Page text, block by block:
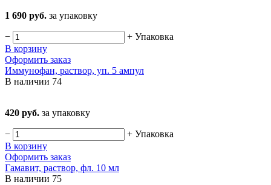
1 690 руб. за упаковку
− + Упаковка
В корзину
Оформить заказ
Иммунофан, раствор, уп. 5 ампул
В наличии 74
420 руб. за упаковку
− + Упаковка
В корзину
Оформить заказ
Гамавит, раствор, фл. 10 мл
В наличии 75